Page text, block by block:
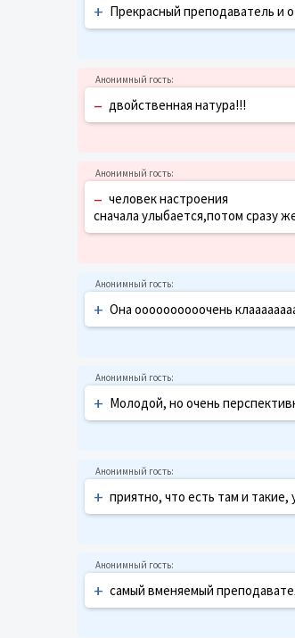
+ Прекрасный преподаватель и
– двойственная натура!!!
– человек настроения
сначала улыбается,потом сразу
+ Она оооооооооочень
+ Молодой, но очень
+ приятно, что есть там и
+ самый вменяемый